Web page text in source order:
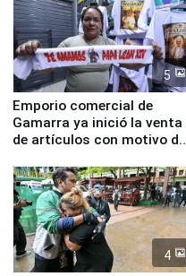
5
Emporio comercial de
Gamarra ya inició la venta
de artículos con motivo de
4